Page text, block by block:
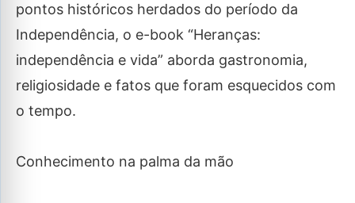
pontos históricos herdados do período da
Independência, o e-book “Heranças:
independência e vida” aborda gastronomia,
religiosidade e fatos que foram esquecidos com
o tempo.
Conhecimento na palma da mão